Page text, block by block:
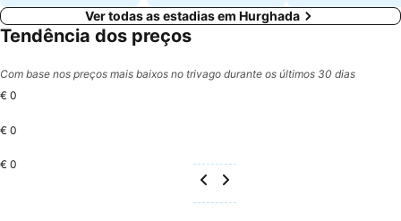
Ver todas as estadias em Hurghada
Tendência dos preços
Com base nos preços mais baixos no trivago durante os últimos 30 dias
€ 0
€ 0
€ 0